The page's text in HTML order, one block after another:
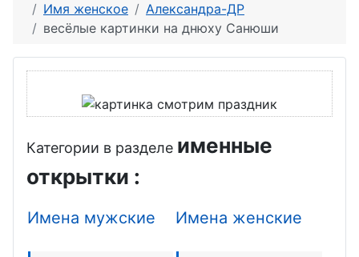
Имя женское
Александра-ДР
весёлые картинки на днюху Санюши
Категории в разделе именные
открытки :
Имена мужские Имена женские